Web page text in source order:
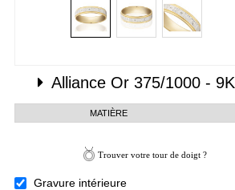
Alliance Or 375/1000 - 9K
MATIÈRE
Trouver votre tour de doigt ?
Gravure intérieure